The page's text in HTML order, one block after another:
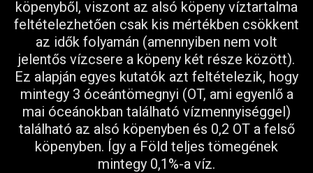
köpenyből, viszont az alsó köpeny víztartalma
feltételezhetően csak kis mértékben csökkent
az idők folyamán (amennyiben nem volt
jelentős vízcsere a köpeny két része között).
Ez alapján egyes kutatók azt feltételezik, hogy
mintegy 3 óceántömegnyi (OT, ami egyenlő a
mai óceánokban található vízmennyiséggel)
található az alsó köpenyben és 0,2 OT a felső
köpenyben. Így a Föld teljes tömegének
mintegy 0,1%-a víz.